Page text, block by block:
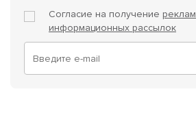
Согласие на получение
информационных рассылок